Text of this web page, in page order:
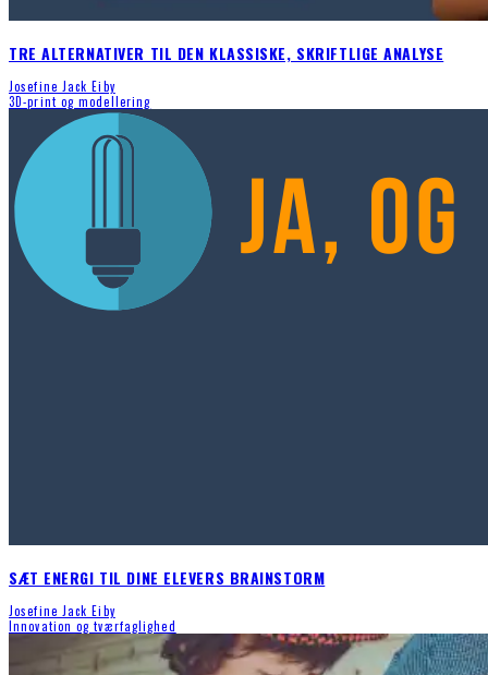
TRE ALTERNATIVER TIL DEN KLASSISKE, SKRIFTLIGE ANALYSE
Josefine Jack Eiby
3D-print og modellering
SÆT ENERGI TIL DINE ELEVERS BRAINSTORM
Josefine Jack Eiby
Innovation og tværfaglighed